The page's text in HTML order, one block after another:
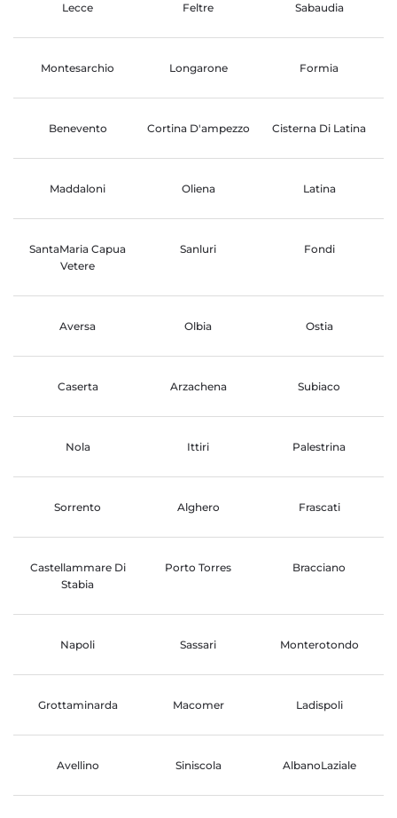
Lecce Feltre Sabaudia
Montesarchio Longarone Formia
Benevento Cortina D'ampezzo Cisterna Di Latina
Maddaloni Oliena Latina
SantaMaria Capua
Vetere
Sanluri Fondi
Aversa Olbia Ostia
Caserta Arzachena Subiaco
Nola Ittiri Palestrina
Sorrento Alghero Frascati
Castellammare Di
Stabia
Porto Torres Bracciano
Napoli Sassari Monterotondo
Grottaminarda Macomer Ladispoli
Avellino Siniscola AlbanoLaziale